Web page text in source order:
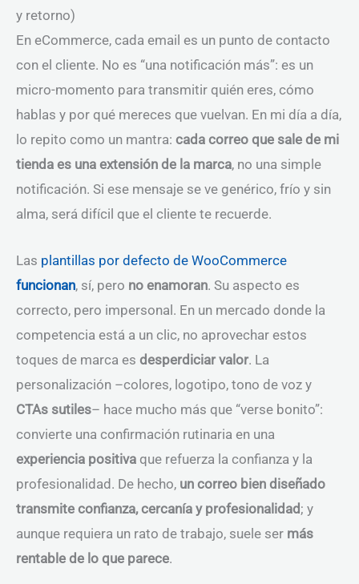
y retorno)
En eCommerce, cada email es un punto de contacto
con el cliente. No es “una notificación más”: es un
micro-momento para transmitir quién eres, cómo
hablas y por qué mereces que vuelvan. En mi día a día,
lo repito como un mantra: cada correo que sale de mi
tienda es una extensión de la marca, no una simple
notificación. Si ese mensaje se ve genérico, frío y sin
alma, será difícil que el cliente te recuerde.
Las plantillas por defecto de WooCommerce
funcionan, sí, pero no enamoran. Su aspecto es
correcto, pero impersonal. En un mercado donde la
competencia está a un clic, no aprovechar estos
toques de marca es desperdiciar valor. La
personalización –colores, logotipo, tono de voz y
CTAs sutiles– hace mucho más que “verse bonito”:
convierte una confirmación rutinaria en una
experiencia positiva que refuerza la confianza y la
profesionalidad. De hecho, un correo bien diseñado
transmite confianza, cercanía y profesionalidad ; y
aunque requiera un rato de trabajo, suele ser más
rentable de lo que parece.